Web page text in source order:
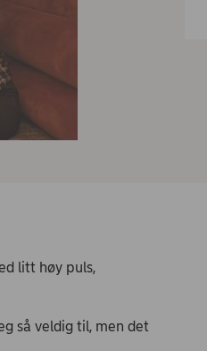
litt høy puls,
så veldig til, men det